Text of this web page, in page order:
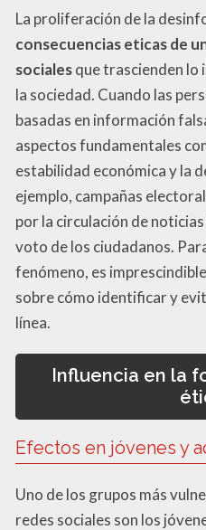
La proliferación de la
consecuencias eticas de
socialesque trascienden lo
la sociedad. Cuando las
basadas en información
aspectos fundamentales
estabilidad económica y la
ejemplo, campañas
por la circulación de
voto de los ciudadanos.
fenómeno, es
sobre cómo identificar y
línea.
Influencia en la
Efectos en jóvenes y
Uno de los grupos más
redes sociales son los